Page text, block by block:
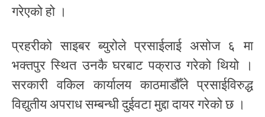
गरेएको हो ।
प्रहरीको साइबर ब्युरोले प्रसाईलाई असोज ६ मा
भक्तपुर स्थित उनकै घरबाट पक्राउ गरेको थियो ।
सरकारी वकिल कार्यालय काठमाडौँले प्रसाईविरुद्ध
विद्युतीय अपराध सम्बन्धी दुईवटा मुद्दा दायर गरेको छ ।